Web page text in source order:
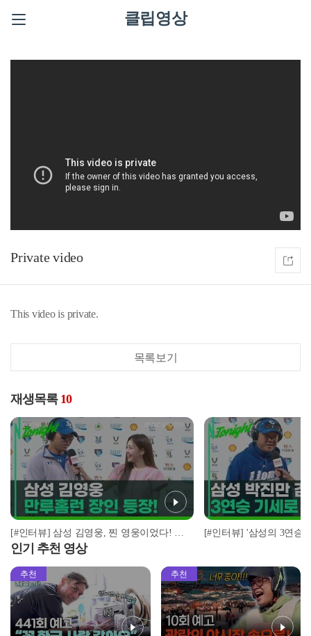
클립영상
Private video
This video is private.
목록보기
재생목록 10
[#인터뷰] 삼성 김영웅, 찐 영웅이었다! 통산 두 번째 만루홈런 폭발 I #베이스볼투나잇 2025.03.25
인기 추천 영상
추천 추천